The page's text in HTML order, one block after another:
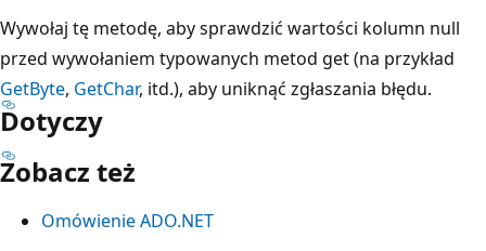
Wywołaj tę metodę, aby sprawdzić wartości kolumn null
przed wywołaniem typowanych metod get (na przykład
GetByte, GetChar, itd.), aby uniknąć zgłaszania błędu.
Dotyczy
Zobacz też
Omówienie ADO.NET